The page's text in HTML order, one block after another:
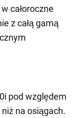
całoroczne
z całą gamą
pod względem
na osiągach.